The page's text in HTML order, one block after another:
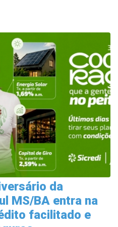
da
MS/BA entra na
facilitado e